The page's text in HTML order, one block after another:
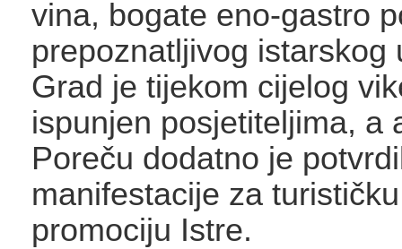
vina, bogate eno-gastro
prepoznatljivog istarskog
Grad je tijekom cijelog
ispunjen posjetiteljima, a
Poreču dodatno je
manifestacije za
promociju Istre.